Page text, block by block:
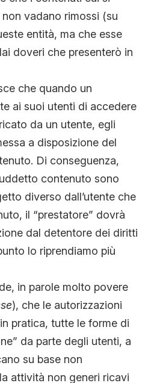
vadano rimossi (su
entità, ma che esse
doveri che presenterò in
che quando un
ai suoi utenti di accedere
da un utente, egli
a disposizione del
Di conseguenza,
contenuto sono
diverso dall’utente che
il “prestatore” dovrà
dal detentore dei diritti
lo riprendiamo più
in parole molto povere
), che le autorizzazioni
pratica, tutte le forme di
da parte degli utenti, a
su base non
attività non generi ricavi